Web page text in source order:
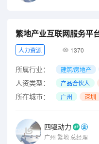
繁地产业互联网服务平
人力资源 1370
所属行业： 建筑/房地产
人资类型： 产品合伙人
所在城市： 广州 深圳
四驱动力
广州 繁地 总经理